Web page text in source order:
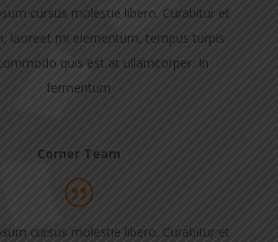
cursus molestie libero. Curabitur et
laoreet mi elementum, tempus turpis.
quis est at ullamcorper. In
fermentum
Corner Team
cursus molestie libero. Curabitur et